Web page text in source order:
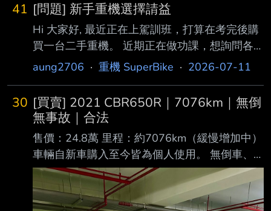
41 [問題] 新手重機選擇請益
Hi 大家好, 最近正在上駕訓班，打算在考完後購
買一台二手重機。 近期正在做功課，想詢問各
位前輩的意見。 目前我的使用狀況以及場景如
目的為假日出遊、偶爾跨縣市 2.使用場景40%
市區、40%快速道路、20%山路 3.預算約10-
15萬之間，希望的年份是2021年後，儘量不超
過2萬公里 4.每年玩車費用(保養、稅金、耗材、
油...等等)預計在3-5萬 5.只有在十年前騎過
KTR，因此目標放在入門黃牌-入門紅牌之間(第
三點的限制應該也買 不? 以下是我目前正在物色
aung2706 · 重機 SuperBike · 2026-07-11
30 [買賣] 2021 CBR650R｜7076km｜無倒
無事故｜合法
售價：24.8萬 里程：約7076km（緩慢增加中）
車輛自新車購入至今皆為個人使用。 無倒車、
無原地倒、無摔車、無事故。 【車況】 台本公
司車 無倒無摔無事故 車庫停放 驗車已完成 驗車
有效至明年6/30 今年牌照稅、燃料費已繳